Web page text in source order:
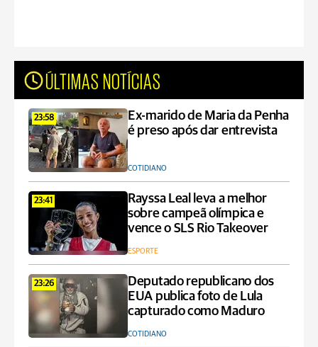
ÚLTIMAS NOTÍCIAS
23:58
Ex-marido de Maria da Penha
é preso após dar entrevista
COTIDIANO
23:41
Rayssa Leal leva a melhor
sobre campeã olímpica e
vence o SLS Rio Takeover
ESPORTE
23:26
Deputado republicano dos
EUA publica foto de Lula
capturado como Maduro
COTIDIANO